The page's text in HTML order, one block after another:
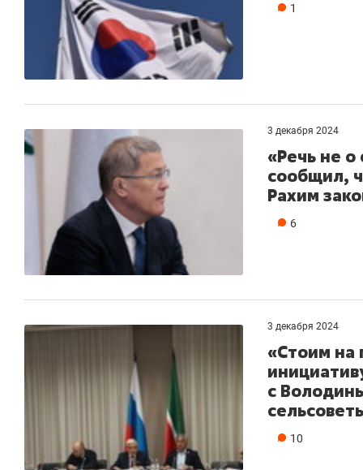
1
3 декабря 2024
«Речь не
сообщил,
Рахим
6
3 декабря 2024
«Стоим на
с
10